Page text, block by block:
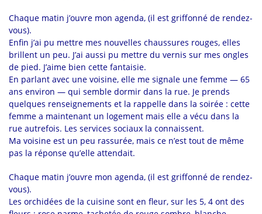
Chaque matin j’ouvre mon agenda, (il est griffonné de rendez-
vous).
Enfin j’ai pu mettre mes nouvelles chaussures rouges, elles
brillent un peu. J’ai aussi pu mettre du vernis sur mes ongles
de pied. J’aime bien cette fantaisie.
En parlant avec une voisine, elle me signale une femme — 65
ans environ — qui semble dormir dans la rue. Je prends
quelques renseignements et la rappelle dans la soirée : cette
femme a maintenant un logement mais elle a vécu dans la
rue autrefois. Les services sociaux la connaissent.
Ma voisine est un peu rassurée, mais ce n’est tout de même
pas la réponse qu’elle attendait.
Chaque matin j’ouvre mon agenda, (il est griffonné de rendez-
vous).
Les orchidées de la cuisine sont en fleur, sur les 5, 4 ont des